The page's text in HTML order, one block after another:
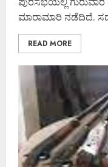
ಮಾರಾಮಾರಿ ನಡೆದಿದೆ.
READ MORE